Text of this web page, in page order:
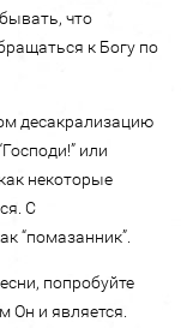
что
к Богу по
десакрализацию
или
некоторые
С
“помазанник”.
попробуйте
Он и является.